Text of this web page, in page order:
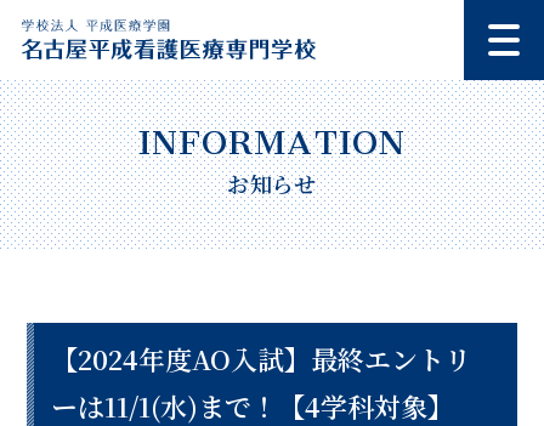
お知らせ
【2024年度AO入試】最終エントリ
ーは11/1(水)まで！【4学科対象】